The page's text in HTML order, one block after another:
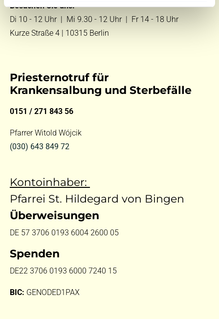
Besuchen Sie uns:
Di 10 - 12 Uhr | Mi 9.30 - 12 Uhr | Fr 14 - 18 Uhr
Kurze Straße 4 | 10315 Berlin
Priesternotruf für
Krankensalbung und Sterbefälle
0151 / 271 843 56
Pfarrer Witold Wójcik
(030) 643 849 72
Kontoinhaber:
Pfarrei St. Hildegard von Bingen
Überweisungen
DE 57 3706 0193 6004 2600 05
Spenden
DE22 3706 0193 6000 7240 15
BIC: GENODED1PAX